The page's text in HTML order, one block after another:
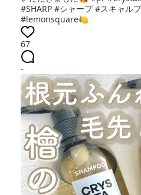
#SHARP #シャープ #スキャル
#lemonsquare🍋
67
-